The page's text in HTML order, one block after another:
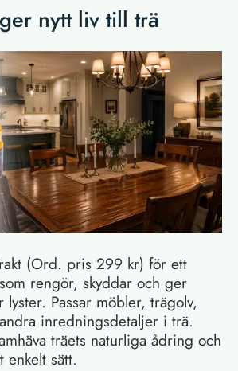
nytt liv till trä
(Ord. pris 299 kr) för ett
rengör, skyddar och ger
lyster. Passar möbler, trägolv,
inredningsdetaljer i trä.
träets naturliga ådring och
enkelt sätt.